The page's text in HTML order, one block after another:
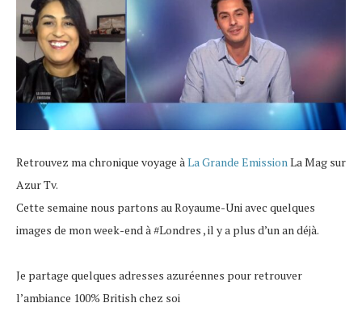
Retrouvez ma chronique voyage àLa Grande EmissionLa Mag sur
Azur Tv.
Cette semaine nous partons au Royaume-Uni avec quelques
images de mon week-end à#Londres , il y a plus d’un an déjà.
Je partage quelques adresses azuréennes pour retrouver
l’ambiance 100% British chez soi